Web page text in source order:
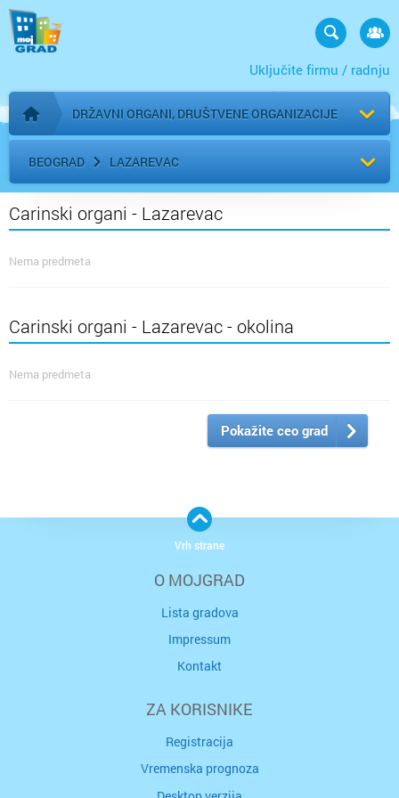
Uključite firmu / radnju
Početna stranica
DRŽAVNI ORGANI, DRUŠTVENE ORGANIZACIJE
BEOGRAD LAZAREVAC
Carinski organi - Lazarevac
Nema predmeta
Carinski organi - Lazarevac - okolina
Nema predmeta
Pokažite ceo grad
O MOJGRAD
Lista gradova
Impressum
Kontakt
ZA KORISNIKE
Registracija
Vremenska prognoza
Vrh strane